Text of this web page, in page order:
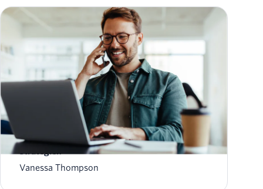
Verändern Sie CX mit kundenorientierten KI-
Vanessa Thompson